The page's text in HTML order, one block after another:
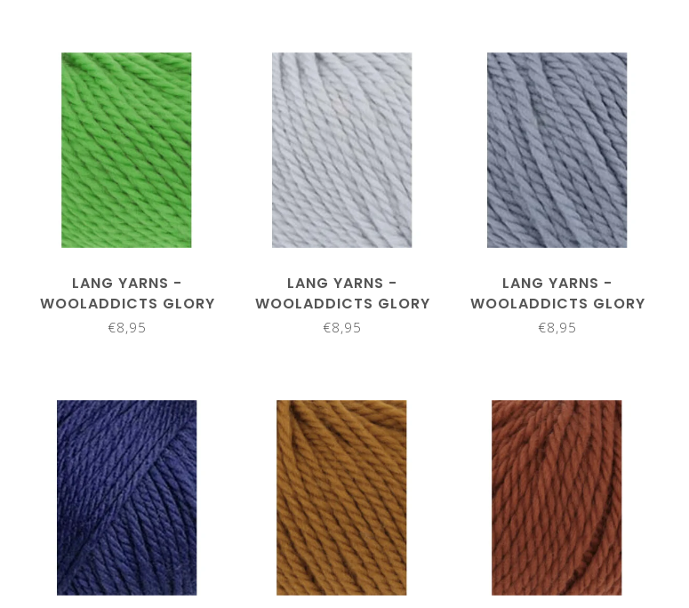
LANG YARNS -
WOOLADDICTS GLORY
1061.0016
€8,95
LANG YARNS -
WOOLADDICTS GLORY
1061.0020
€8,95
LANG YARNS -
WOOLADDICTS GLORY
1061.0021
€8,95